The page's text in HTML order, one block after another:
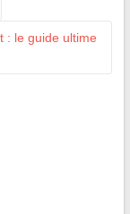
: le guide ultime